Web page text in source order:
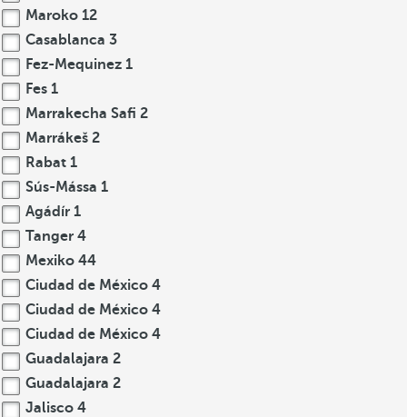
Maroko 12
Casablanca 3
Fez-Mequinez 1
Fes 1
Marrakecha Safi 2
Marrákeš 2
Rabat 1
Sús-Mássa 1
Agádír 1
Tanger 4
Mexiko 44
Ciudad de México 4
Ciudad de México 4
Ciudad de México 4
Guadalajara 2
Guadalajara 2
Jalisco 4